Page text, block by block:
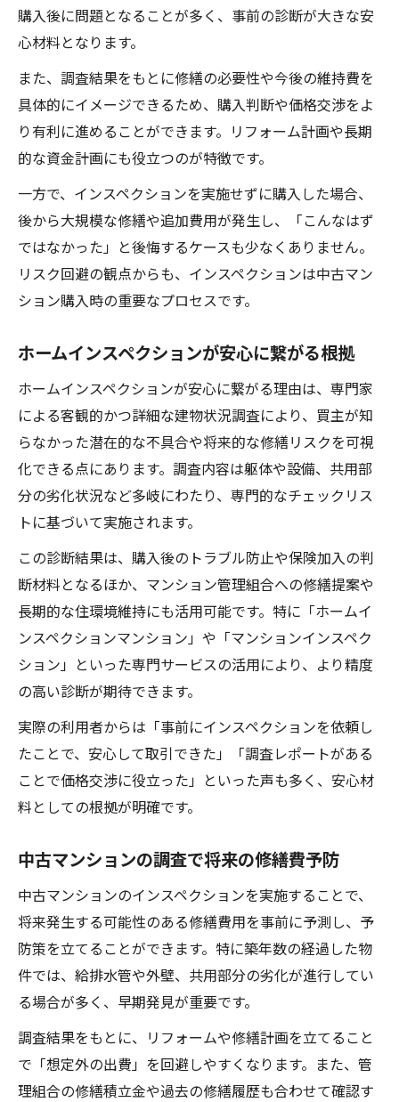
購入後に問題となることが多く、事前の診断が大きな安
心材料となります。
また、調査結果をもとに修繕の必要性や今後の維持費を
具体的にイメージできるため、購入判断や価格交渉をよ
り有利に進めることができます。リフォーム計画や長期
的な資金計画にも役立つのが特徴です。
一方で、インスペクションを実施せずに購入した場合、
後から大規模な修繕や追加費用が発生し、「こんなはず
ではなかった」と後悔するケースも少なくありません。
リスク回避の観点からも、インスペクションは中古マン
ション購入時の重要なプロセスです。
ホームインスペクションが安心に繋がる根拠
ホームインスペクションが安心に繋がる理由は、専門家
による客観的かつ詳細な建物状況調査により、買主が知
らなかった潜在的な不具合や将来的な修繕リスクを可視
化できる点にあります。調査内容は躯体や設備、共用部
分の劣化状況など多岐にわたり、専門的なチェックリス
トに基づいて実施されます。
この診断結果は、購入後のトラブル防止や保険加入の判
断材料となるほか、マンション管理組合への修繕提案や
長期的な住環境維持にも活用可能です。特に「ホームイ
ンスペクションマンション」や「マンションインスペク
ション」といった専門サービスの活用により、より精度
の高い診断が期待できます。
実際の利用者からは「事前にインスペクションを依頼し
たことで、安心して取引できた」「調査レポートがある
ことで価格交渉に役立った」といった声も多く、安心材
料としての根拠が明確です。
中古マンションの調査で将来の修繕費予防
中古マンションのインスペクションを実施することで、
将来発生する可能性のある修繕費用を事前に予測し、予
防策を立てることができます。特に築年数の経過した物
件では、給排水管や外壁、共用部分の劣化が進行してい
る場合が多く、早期発見が重要です。
調査結果をもとに、リフォームや修繕計画を立てること
で「想定外の出費」を回避しやすくなります。また、管
理組合の修繕積立金や過去の修繕履歴も合わせて確認す